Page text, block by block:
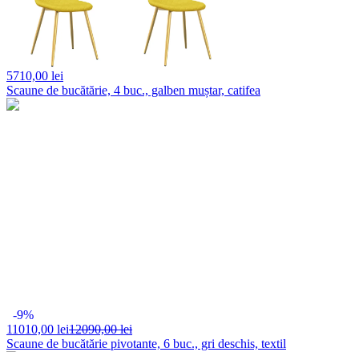
5710,00 lei
Scaune de bucătărie, 4 buc., galben muștar, catifea
-9%
11010,00 lei12090,00 lei
Scaune de bucătărie pivotante, 6 buc., gri deschis, textil